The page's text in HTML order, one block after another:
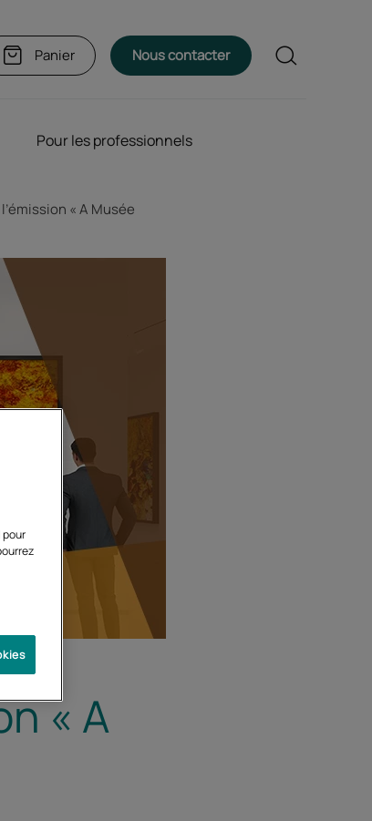
Panier Nous contacter Rechercher
Pour les professionnels
« A Musée
« A
pour